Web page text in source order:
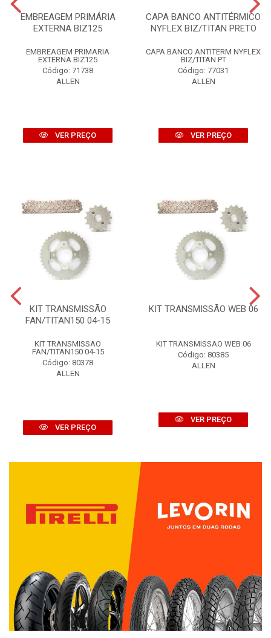
EMBREAGEM PRIMÁRIA
EXTERNA BIZ125
EMBREAGEM PRIMARIA
EXTERNA BIZ125
Código: 71738
ALLEN
VER PREÇO
CAPA BANCO ANTITÉRMICO
NYFLEX BIZ/TITAN PRETO
CAPA BANCO ANTITERM NYFLEX
BIZ/TITAN PT
Código: 77031
ALLEN
VER PREÇO
KIT TRANSMISSÃO
FAN/TITAN150 04-15
KIT TRANSMISSAO
FAN/TITAN150 04-15
Código: 80378
ALLEN
VER PREÇO
KIT TRANSMISSÃO WEB 06
KIT TRANSMISSAO WEB 06
Código: 80385
ALLEN
VER PREÇO